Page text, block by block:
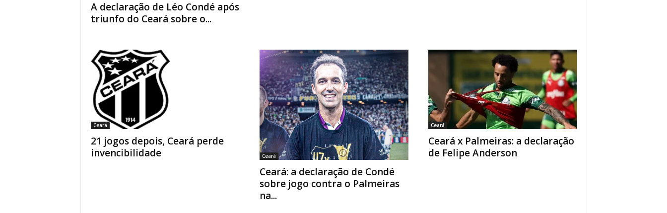
A declaração de Léo Condé após
triunfo do Ceará sobre o...
Ceará
21 jogos depois, Ceará perde
invencibilidade
Ceará
Ceará: a declaração de Condé
sobre jogo contra o Palmeiras
na...
Ceará
Ceará x Palmeiras: a declaração
de Felipe Anderson